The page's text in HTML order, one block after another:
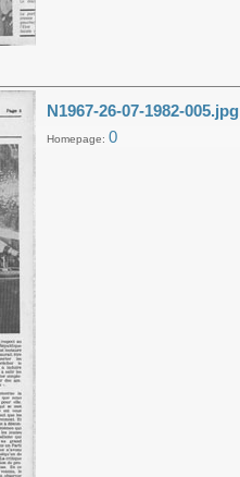
N1967-26-07-1982-005.jpg
Homepage: 0